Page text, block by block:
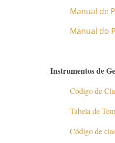
Manual de
Manual do
Instrumentos de
Código de
Tabela de
Código de